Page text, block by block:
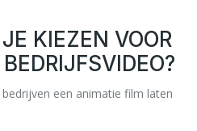
KIEZEN VOOR
een animatie film laten